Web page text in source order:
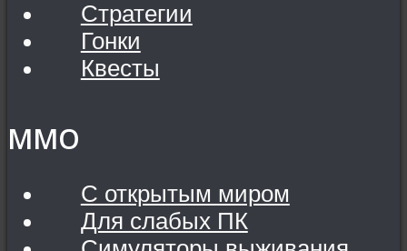
Стратегии
Гонки
Квесты
MMO
С открытым миром
Для слабых ПК